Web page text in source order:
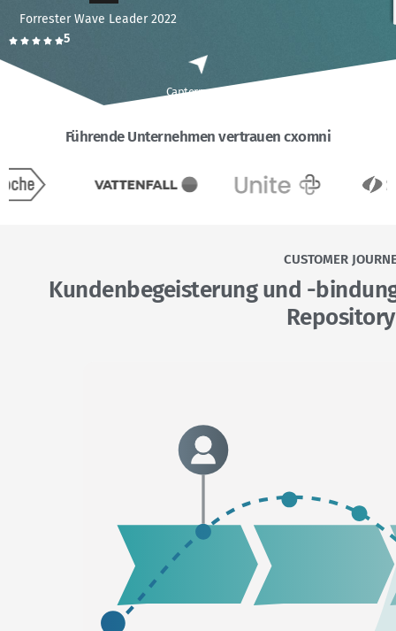
Forrester Wave Leader 2022
5
Capterra.com
Führende Unternehmen vertrauen cxomni
CUSTOMER
Kunden­begeisterung und -